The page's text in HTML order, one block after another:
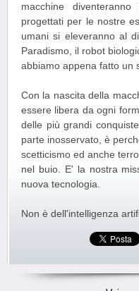
macchine
progettati per le nostre
umani si eleveranno al
Paradismo, il robot
abbiamo appena fatto un
Con la nascita della
essere libera da ogni
delle più grandi
parte inosservato, è
scetticismo ed anche
nel buio. E' la nostra
nuova tecnologia.
Non è dell'intelligenza